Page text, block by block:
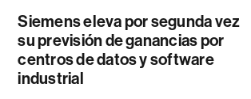
Siemens eleva por segunda vez
su previsión de ganancias por
centros de datos y software
industrial